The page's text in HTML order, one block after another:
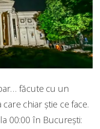
făcute cu un
chiar știe ce face.
00:00 în București: